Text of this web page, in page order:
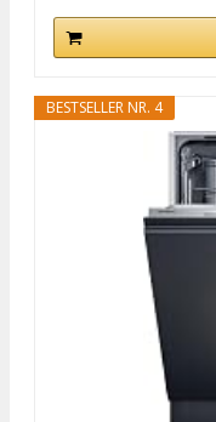
BESTSELLER NR. 4